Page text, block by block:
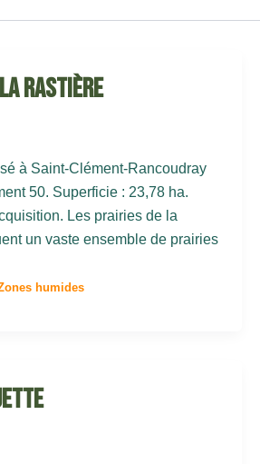
rastière
à Saint-Clément-Rancoudray
50. Superficie : 23,78 ha.
Les prairies de la
un vaste ensemble de prairies
humides